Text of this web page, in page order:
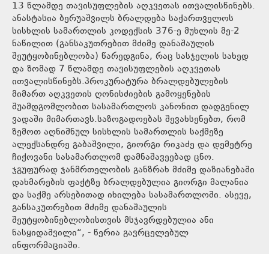
13 წლამდე თავისუფლების აღკვეთას ითვალისწინებს.
ანასტასია ბერუაშვილს ბრალდება საქართველოს
სისხლის სამართლის კოდექსის 376-ე მუხლის მე-2
ნაწილით (განსაკუთრებით მძიმე დანაშაულის
შეუტყობინებლობა) წარედგინა, რაც სასჯელის სახედ
და ზომად 7 წლამდე თავისუფლების აღკვეთას
ითვალისწინებს.პროკურატურა ბრალდებულების
მიმართ აღკვეთის ღონისძიების გამოყენების
შუამდგომლობით სასამართლოს კანონით დადგენილ
ვადაში მიმართავს.საზოგადოებას შევახსენებთ, რომ
ზემოთ აღნიშნულ სისხლის სამართლის საქმეზე
ალექსანდრე გაბაშვილი, გიორგი რიკაძე და დემეტრე
ჩიქოვანი სასამართლომ დამნაშავეებად ცნო.
ჯგუფურად ჯანმრთელობის განზრახ მძიმე დაზიანებაში
დახმარების ფაქტზე ბრალდებულია გიორგი მალანია
და საქმე არსებითად იხილება სასამართლოში. ასევე,
განსაკუთრებით მძიმე დანაშაულის
შეუტყობინებლობისთვის მსჯავრდებულია ანი
ნასყიდაშვილი“, - წერია გავრცელებულ
ინფორმაციაში.